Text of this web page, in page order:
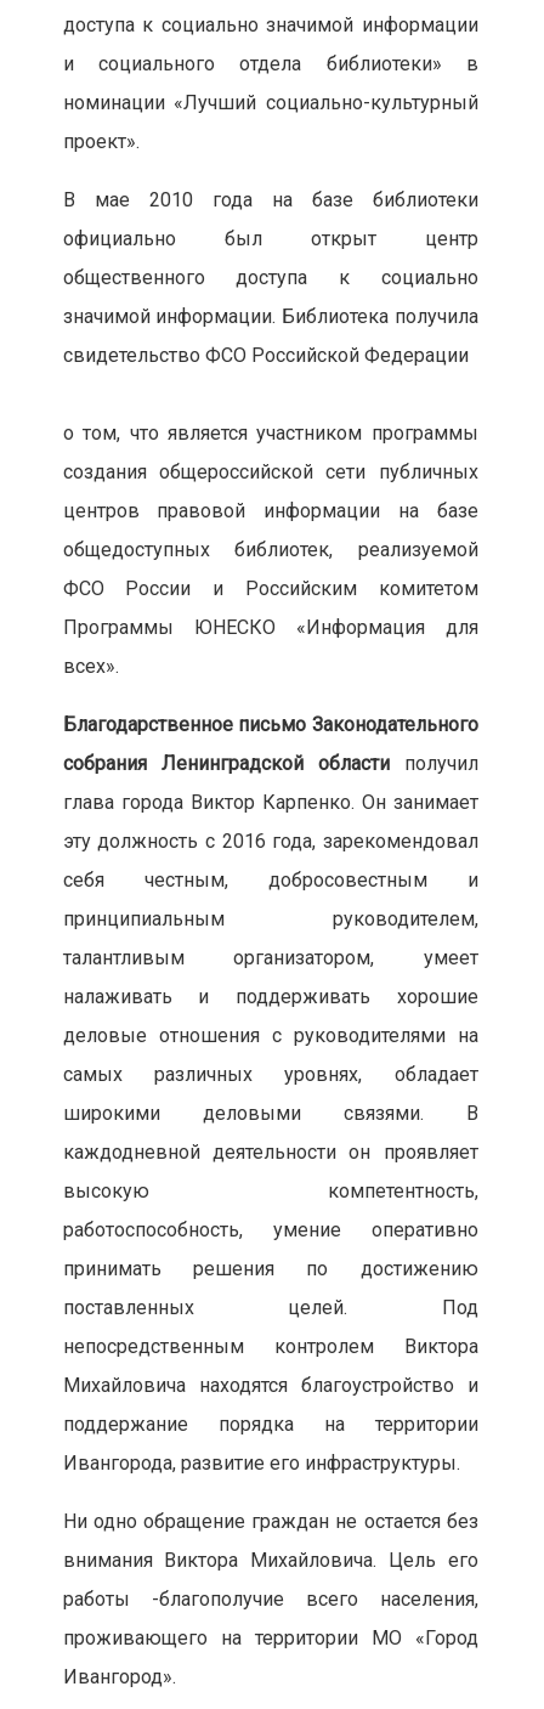
доступа к социально значимой информации
и социального отдела библиотеки» в
номинации «Лучший социально-культурный
проект».
В мае 2010 года на базе библиотеки
официально был открыт центр
общественного доступа к социально
значимой информации. Библиотека получила
свидетельство ФСО Российской Федерации
о том, что является участником программы
создания общероссийской сети публичных
центров правовой информации на базе
общедоступных библиотек, реализуемой
ФСО России и Российским комитетом
Программы ЮНЕСКО «Информация для
всех».
Благодарственное письмо Законодательного
собрания Ленинградской областиполучил
глава города Виктор Карпенко. Он занимает
эту должность с 2016 года, зарекомендовал
себя честным, добросовестным и
принципиальным руководителем,
талантливым организатором, умеет
налаживать и поддерживать хорошие
деловые отношения с руководителями на
самых различных уровнях, обладает
широкими деловыми связями. В
каждодневной деятельности он проявляет
высокую компетентность,
работоспособность, умение оперативно
принимать решения по достижению
поставленных целей. Под
непосредственным контролем Виктора
Михайловича находятся благоустройство и
поддержание порядка на территории
Ивангорода, развитие его инфраструктуры.
Ни одно обращение граждан не остается без
внимания Виктора Михайловича. Цель его
работы -благополучие всего населения,
проживающего на территории МО «Город
Ивангород».